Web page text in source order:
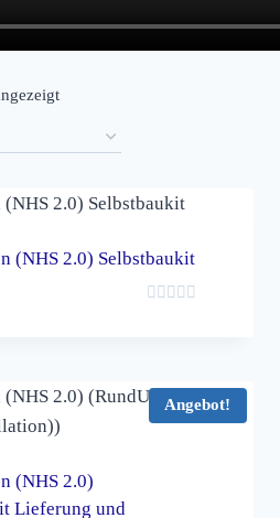
(NHS 2.0) Selbstbaukit
Angebot!
(NHS 2.0)
Lieferung und